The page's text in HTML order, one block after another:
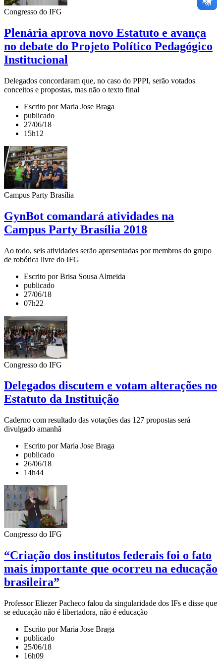
Congresso do IFG
Plenária aprova novo Estatuto e avança
no debate do Projeto Político Pedagógico
Institucional
Delegados concordaram que, no caso do PPPI, serão votados
conceitos e propostas, mas não o texto final
Escrito por Maria Jose Braga
publicado
27/06/18
15h12
Campus Party Brasília
GynBot comandará atividades na
Campus Party Brasília 2018
Ao todo, seis atividades serão apresentadas por membros do grupo
de robótica livre do IFG
Escrito por Brisa Sousa Almeida
publicado
27/06/18
07h22
Congresso do IFG
Delegados discutem e votam alterações no
Estatuto da Instituição
Caderno com resultado das votações das 127 propostas será
divulgado amanhã
Escrito por Maria Jose Braga
publicado
26/06/18
14h44
Congresso do IFG
“Criação dos institutos federais foi o fato
mais importante que ocorreu na educação
brasileira”
Professor Eliezer Pacheco falou da singularidade dos IFs e disse que
se educação não é libertadora, não é educação
Escrito por Maria Jose Braga
publicado
25/06/18
16h09